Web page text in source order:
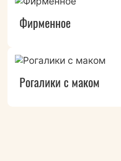
Фирменное
Рогалики с маком